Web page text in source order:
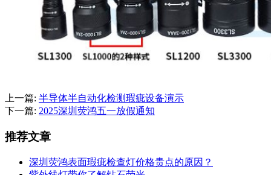
上一篇: 半导体半自动化检测瑕疵设备演示
下一篇: 2025深圳荧鸿五一放假通知
推荐文章
深圳荧鸿表面瑕疵检查灯价格贵点的原因？